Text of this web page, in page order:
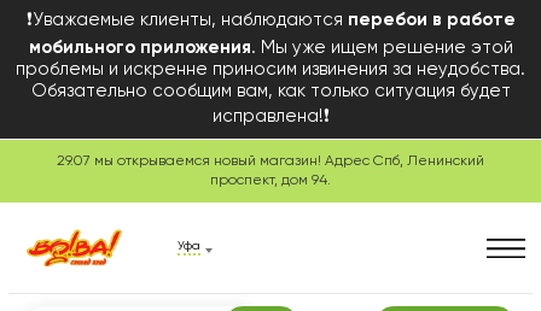
❗Уважаемые клиенты, наблюдаются перебои в работе
мобильного приложения. Мы уже ищем решение этой
проблемы и искренне приносим извинения за неудобства.
Обязательно сообщим вам, как только ситуация будет
исправлена!❗
29.07 мы открываемся новый магазин! Адрес Спб, Ленинский
проспект, дом 94.
Уфа